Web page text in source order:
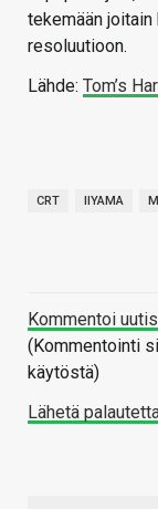
tekemään
resoluutioon.
Lähde: Tom’s
CRT IIYAMA
Kommentoi
(Kommentointi
käytöstä)
Lähetä